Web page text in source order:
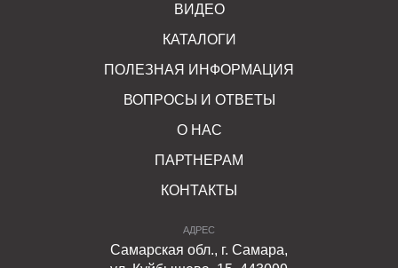
ВИДЕО
КАТАЛОГИ
ПОЛЕЗНАЯ ИНФОРМАЦИЯ
ВОПРОСЫ И ОТВЕТЫ
О НАС
ПАРТНЕРАМ
КОНТАКТЫ
АДРЕС
Самарская обл., г. Самара,